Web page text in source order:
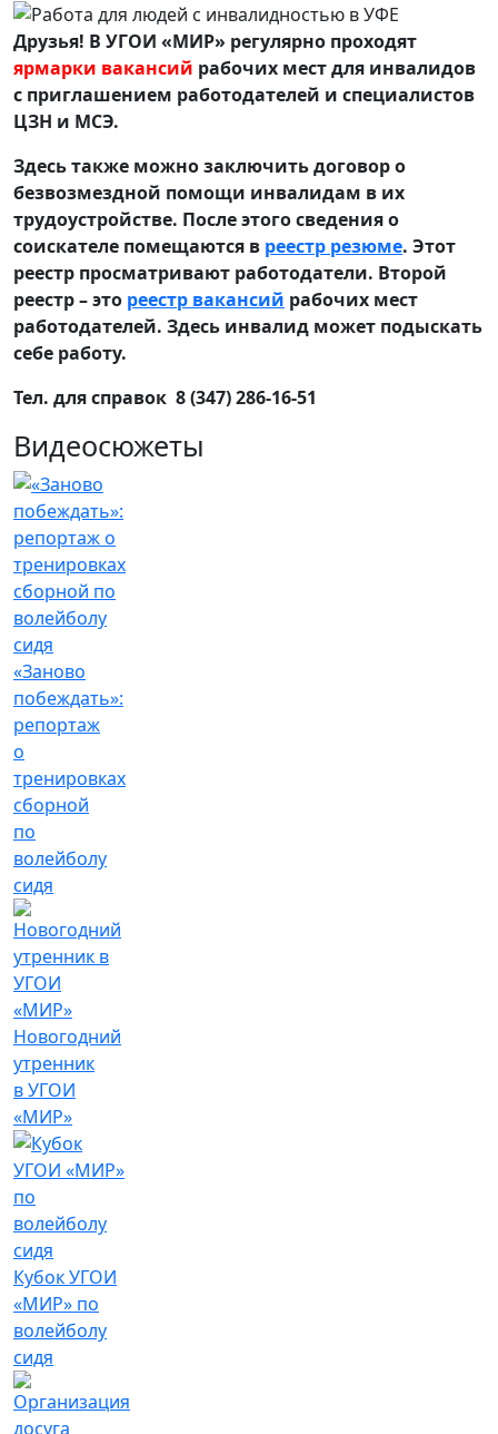
Друзья! В УГОИ «МИР» регулярно проходят
ярмарки вакансий рабочих мест для инвалидов
с приглашением работодателей и специалистов
ЦЗН и МСЭ.
Здесь также можно заключить договор о
безвозмездной помощи инвалидам в их
трудоустройстве. После этого сведения о
соискателе помещаются в реестр резюме. Этот
реестр просматривают работодатели. Второй
реестр – это реестр вакансий рабочих мест
работодателей. Здесь инвалид может подыскать
себе работу.
Тел. для справок 8 (347) 286-16-51
Видеосюжеты
«Заново
побеждать»:
репортаж
о
тренировках
сборной
по
волейболу
сидя
Новогодний
утренник
в УГОИ
«МИР»
Кубок УГОИ
«МИР» по
волейболу
сидя